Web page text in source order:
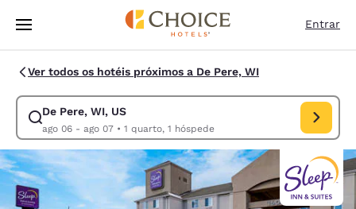
Pular Para Conteúdo Principal
Entrar
Ver todos os hotéis próximos a De Pere, WI
De Pere, WI, US
ago 06 - ago 07• 1 quarto, 1 hóspede
Modificar pesquisa para De Pere, WI, US. Data de check-in ago 06,